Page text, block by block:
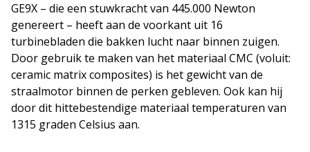
GE9X – die een stuwkracht van 445.000 Newton
genereert – heeft aan de voorkant uit 16
turbinebladen die bakken lucht naar binnen zuigen.
Door gebruik te maken van het materiaal CMC (voluit:
ceramic matrix composites) is het gewicht van de
straalmotor binnen de perken gebleven. Ook kan hij
door dit hittebestendige materiaal temperaturen van
1315 graden Celsius aan.